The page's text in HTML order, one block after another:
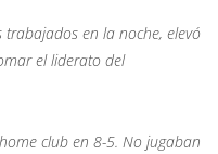
trabajados en la noche, elevó
el liderato del
club en 8-5. No jugaban